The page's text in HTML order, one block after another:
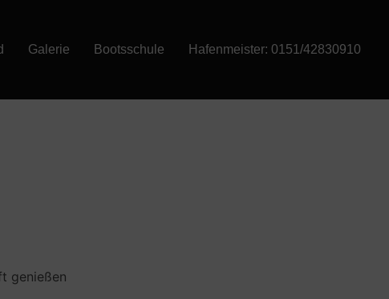
Galerie Bootsschule Hafenmeister: 0151/42830910
genießen